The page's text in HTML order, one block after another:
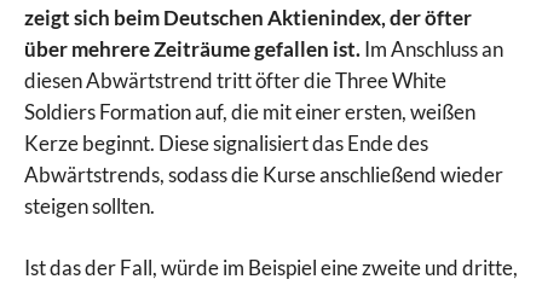
zeigt sich beim Deutschen Aktienindex, der öfter
über mehrere Zeiträume gefallen ist.Im Anschluss an
diesen Abwärtstrend tritt öfter die Three White
Soldiers Formation auf, die mit einer ersten, weißen
Kerze beginnt. Diese signalisiert das Ende des
Abwärtstrends, sodass die Kurse anschließend wieder
steigen sollten.
Ist das der Fall, würde im Beispiel eine zweite und dritte,